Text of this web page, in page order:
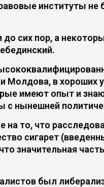
институты
сих пор, а
в хороших
имеют опыт и
с нынешней
на то, что
сигарет
значительная
был